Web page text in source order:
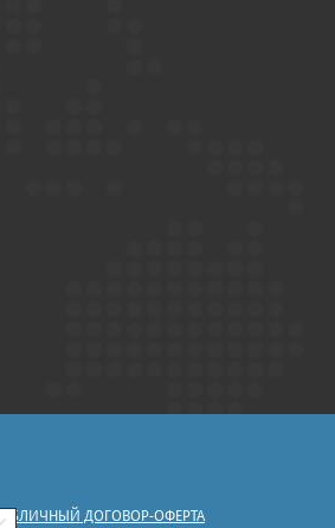
ПУБЛИЧНЫЙ ДОГОВОР-ОФЕРТА